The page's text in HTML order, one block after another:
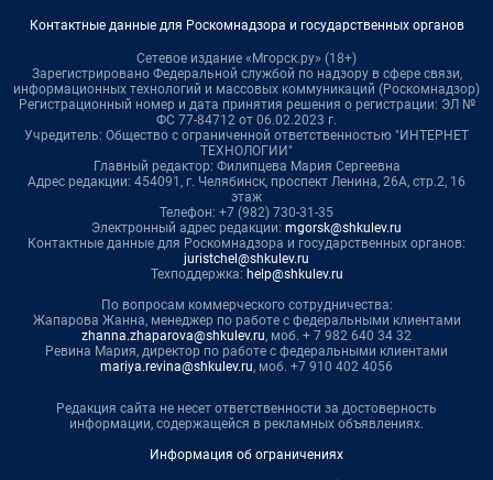
Контактные данные для Роскомнадзора и государственных органов
Сетевое издание «Мгорск.ру» (18+)
Зарегистрировано Федеральной службой по надзору в сфере связи,
информационных технологий и массовых коммуникаций (Роскомнадзор)
Регистрационный номер и дата принятия решения о регистрации: ЭЛ №
ФС 77-84712 от 06.02.2023 г.
Учредитель: Общество с ограниченной ответственностью "ИНТЕРНЕТ
ТЕХНОЛОГИИ"
Главный редактор: Филипцева Мария Сергеевна
Адрес редакции: 454091, г. Челябинск, проспект Ленина, 26А, стр.2, 16
этаж
Телефон: +7 (982) 730-31-35
Электронный адрес редакции: mgorsk@shkulev.ru
Контактные данные для Роскомнадзора и государственных органов:
juristchel@shkulev.ru
Техподдержка: help@shkulev.ru
По вопросам коммерческого сотрудничества:
Жапарова Жанна, менеджер по работе с федеральными клиентами
zhanna.zhaparova@shkulev.ru, моб. + 7 982 640 34 32
Ревина Мария, директор по работе с федеральными клиентами
mariya.revina@shkulev.ru, моб. +7 910 402 4056
Редакция сайта не несет ответственности за достоверность
информации, содержащейся в рекламных объявлениях.
Информация об ограничениях